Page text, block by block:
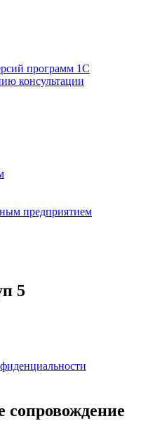
программ 1С
консультации
предприятием
5
сопровождение